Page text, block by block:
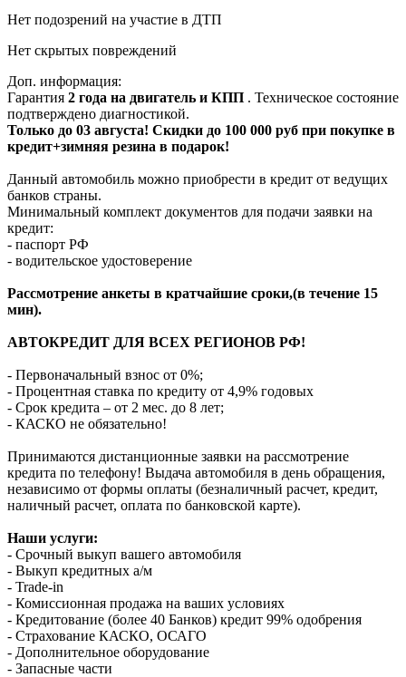
Нет подозрений на участие в ДТП
Нет скрытых повреждений
Доп. информация:
Гарантия 2 года на двигатель и КПП . Техническое состояние
подтверждено диагностикой.
Только до 03 августа! Скидки до 100 000 руб при покупке в
кредит+зимняя резина в подарок!
Данный автомобиль можно приобрести в кредит от ведущих
банков страны.
Минимальный комплект документов для подачи заявки на
кредит:
- паспорт РФ
- водительское удостоверение
Рассмотрение анкеты в кратчайшие сроки,(в течение 15
мин).
АВТОКРЕДИТ ДЛЯ ВСЕХ РЕГИОНОВ РФ!
- Первоначальный взнос от 0%;
- Процентная ставка по кредиту от 4,9% годовых
- Срок кредита – от 2 мес. до 8 лет;
- КАСКО не обязательно!
Принимаются дистанционные заявки на рассмотрение
кредита по телефону! Выдача автомобиля в день обращения,
независимо от формы оплаты (безналичный расчет, кредит,
наличный расчет, оплата по банковской карте).
Наши услуги:
- Срочный выкуп вашего автомобиля
- Выкуп кредитных а/м
- Trade-in
- Комиссионная продажа на ваших условиях
- Кредитование (более 40 Банков) кредит 99% одобрения
- Страхование КАСКО, ОСАГО
- Дополнительное оборудование
- Запасные части